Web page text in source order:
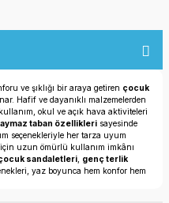
ve şıklığı bir araya getiren çocuk
Hafif ve dayanıklı malzemelerden
okul ve açık hava aktiviteleri
taban özellikleri sayesinde
seçenekleriyle her tarza uyum
uzun ömürlü kullanım imkânı
sandaletleri genç terlik
yaz boyunca hem konfor hem